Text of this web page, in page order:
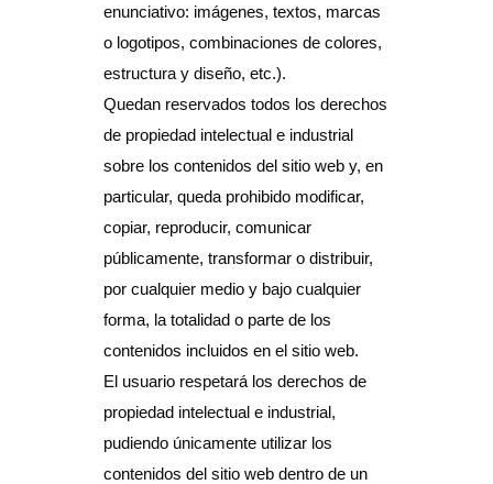
enunciativo: imágenes, textos, marcas
o logotipos, combinaciones de colores,
estructura y diseño, etc.).
Quedan reservados todos los derechos
de propiedad intelectual e industrial
sobre los contenidos del sitio web y, en
particular, queda prohibido modificar,
copiar, reproducir, comunicar
públicamente, transformar o distribuir,
por cualquier medio y bajo cualquier
forma, la totalidad o parte de los
contenidos incluidos en el sitio web.
El usuario respetará los derechos de
propiedad intelectual e industrial,
pudiendo únicamente utilizar los
contenidos del sitio web dentro de un